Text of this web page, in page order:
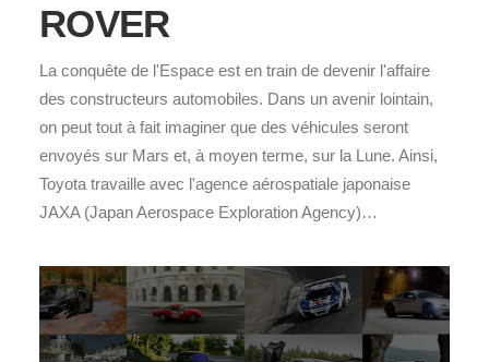
ROVER
La conquête de l'Espace est en train de devenir l'affaire
des constructeurs automobiles. Dans un avenir lointain,
on peut tout à fait imaginer que des véhicules seront
envoyés sur Mars et, à moyen terme, sur la Lune. Ainsi,
Toyota travaille avec l'agence aérospatiale japonaise
JAXA (Japan Aerospace Exploration Agency)…